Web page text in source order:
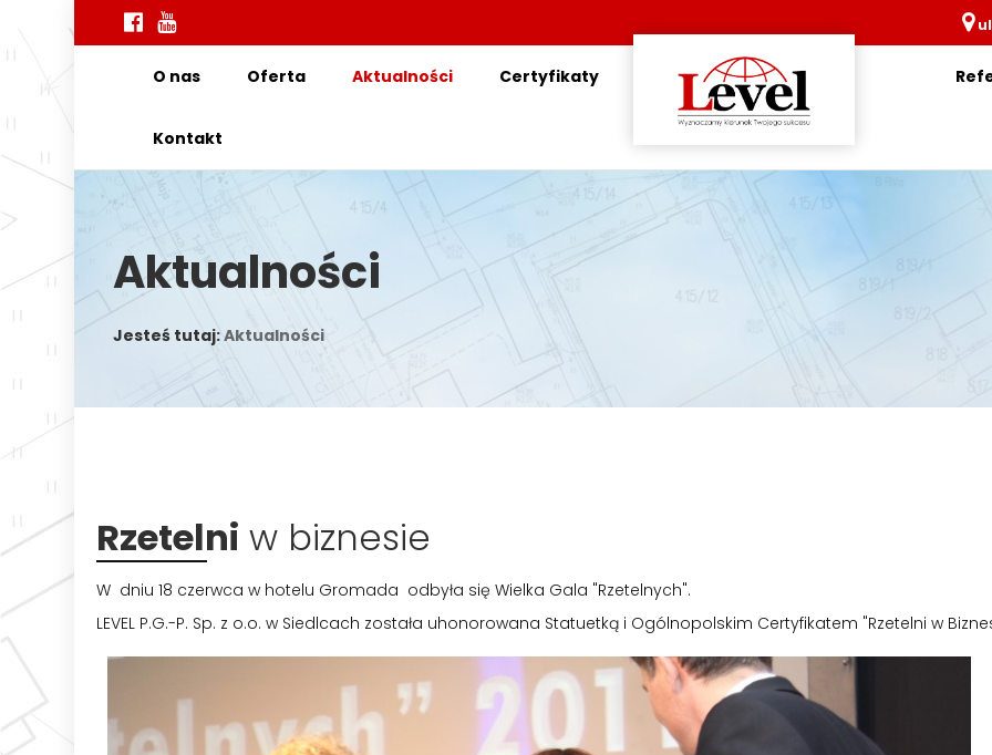
O nas Oferta Aktualności Certyfikaty
Kontakt
Aktualności
Jesteś tutaj:Aktualności
Rzetelni w biznesie
W dniu 18 czerwca w hotelu Gromada odbyła się Wielka Gala "Rzetelnych".
LEVEL P.G.-P. Sp. z o.o. w Siedlcach została uhonorowana Statuetką i Ogólnopolskim Certyfikatem "Rzetelni w